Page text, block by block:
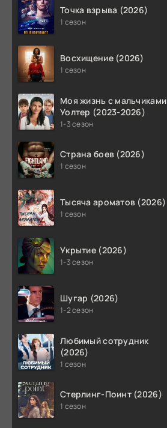
Точка взрыва (2026)
1 сезон
Восхищение (2026)
1 сезон
Моя жизнь с мальчиками
Уолтер (2023-2026)
1-3 сезон
Страна боев (2026)
1 сезон
Тысяча ароматов (2026)
1 сезон
Укрытие (2026)
1-3 сезон
Шугар (2026)
1-2 сезон
Любимый сотрудник
(2026)
1 сезон
Стерлинг-Поинт (2026)
1 сезон